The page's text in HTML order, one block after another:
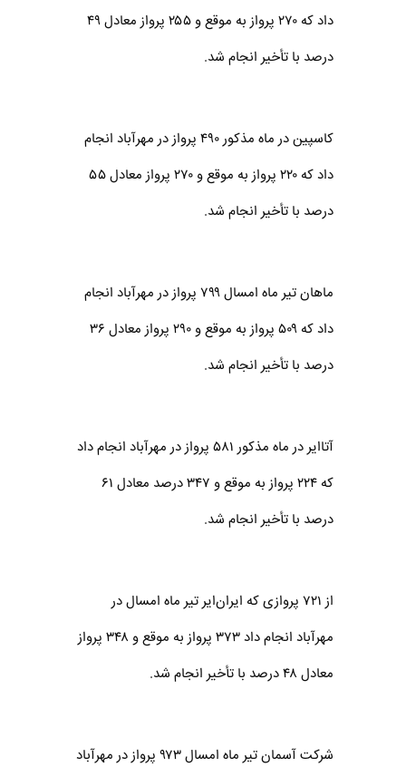
داد که ۲۷۰ پرواز به موقع و ۲۵۵ پرواز معادل ۴۹
درصد با تأخیر انجام شد.
کاسپین در ماه مذکور ۴۹۰ پرواز در مهر‌آباد انجام
داد که ۲۲۰ پرواز به موقع و ۲۷۰ پرواز معادل ۵۵
درصد با تأخیر انجام شد.
ماهان تیر ماه امسال ۷۹۹ پرواز در مهر‌آباد انجام
داد که ۵۰۹ پرواز به موقع و ۲۹۰ پرواز معادل ۳۶
درصد با تأخیر انجام شد.
آتاایر در ماه مذکور ۵۸۱ پرواز در مهر‌آباد انجام داد
که ۲۲۴ پرواز به موقع و ۳۴۷ درصد معادل ۶۱
درصد با تأخیر انجام شد.
از ۷۲۱ پروازی که ایران‌ایر تیر ماه امسال در
مهر‌آباد انجام داد ۳۷۳ پرواز به موقع و ۳۴۸ پرواز
معادل ۴۸ درصد با تأخیر انجام شد.
شرکت آسمان تیر ماه امسال ۹۷۳ پرواز در مهر‌آباد